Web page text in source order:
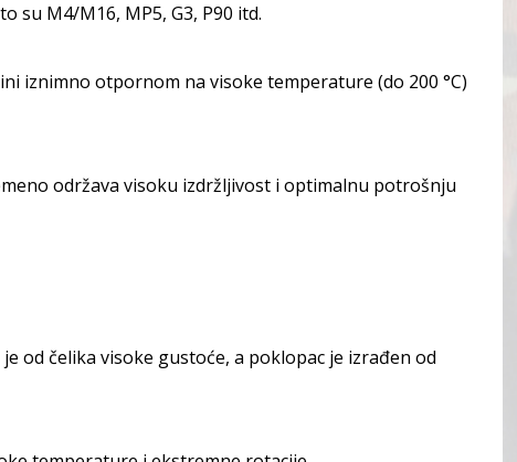
su M4/M16, MP5, G3, P90 itd.
iznimno otpornom na visoke temperature (do 200 °C)
održava visoku izdržljivost i optimalnu potrošnju
od čelika visoke gustoće, a poklopac je izrađen od